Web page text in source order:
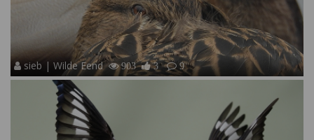
sieb | Wilde Eend 903 3 9